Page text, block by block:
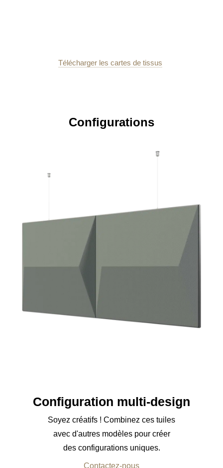
Télécharger les cartes de tissus
Configurations
Configuration multi-design
Soyez créatifs ! Combinez ces tuiles
avec d'autres modèles pour créer
des configurations uniques.
Contactez-nous